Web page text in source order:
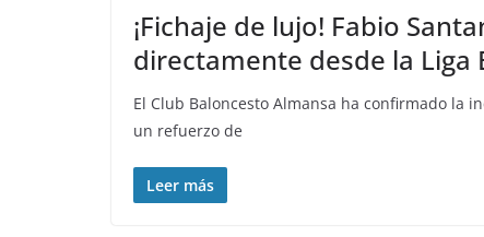
¡Fichaje de lujo! Fabio
directamente desde la Liga
El Club Baloncesto Almansa ha confirmado la
un refuerzo de
Leer más